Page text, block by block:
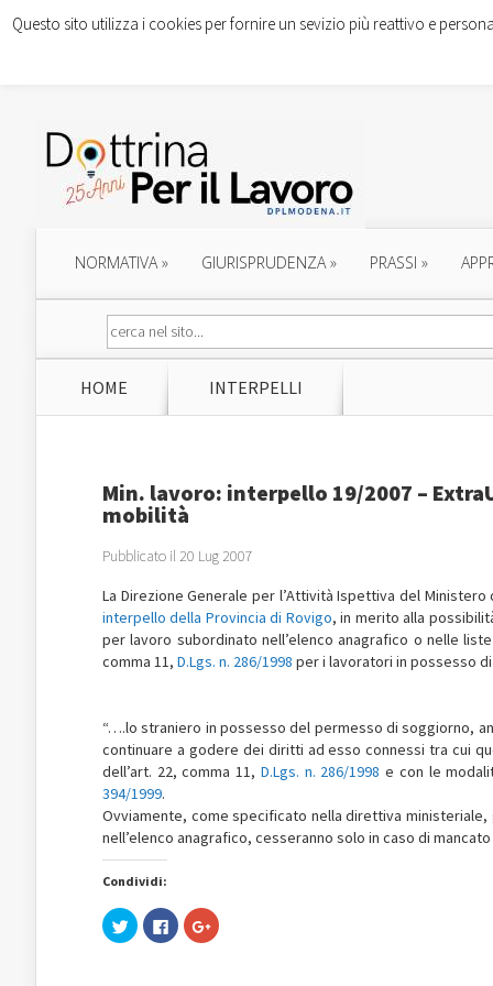
NORMATIVA» GIURISPRUDENZA» PRASSI »
HOME INTERPELLI
Min. lavoro: interpello 19/2007 –
mobilità
Pubblicato il 20 Lug 2007
La Direzione Generale per l’Attività Ispettiva del
interpello della Provincia di Rovigo, in merito alla
per lavoro subordinato nell’elenco anagrafico o nelle
comma 11, D.Lgs. n. 286/1998 per i lavoratori in possesso
“….lo straniero in possesso del permesso di soggiorno,
continuare a godere dei diritti ad esso connessi tra cui
dell’art. 22, comma 11, D.Lgs. n. 286/1998 e con le
394/1999.
Ovviamente, come specificato nella direttiva
nell’elenco anagrafico, cesseranno solo in caso di
Condividi:
Fai
clic
Fai
clic
Fai
clic
Questo sito utilizza i cookies per fornire un sevizio più reattivo e